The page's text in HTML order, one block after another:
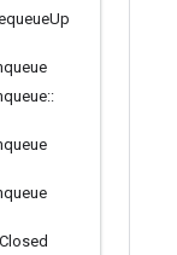
Up
::
Closed